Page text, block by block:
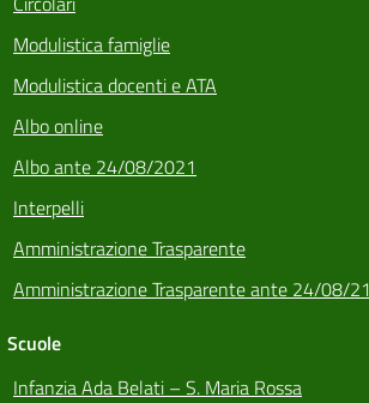
Modulistica famiglie
Modulistica docenti e ATA
Albo online
Albo ante 24/08/2021
Interpelli
Amministrazione Trasparente
Amministrazione Trasparente ante 24/08/21
Scuole
Infanzia Ada Belati – S. Maria Rossa